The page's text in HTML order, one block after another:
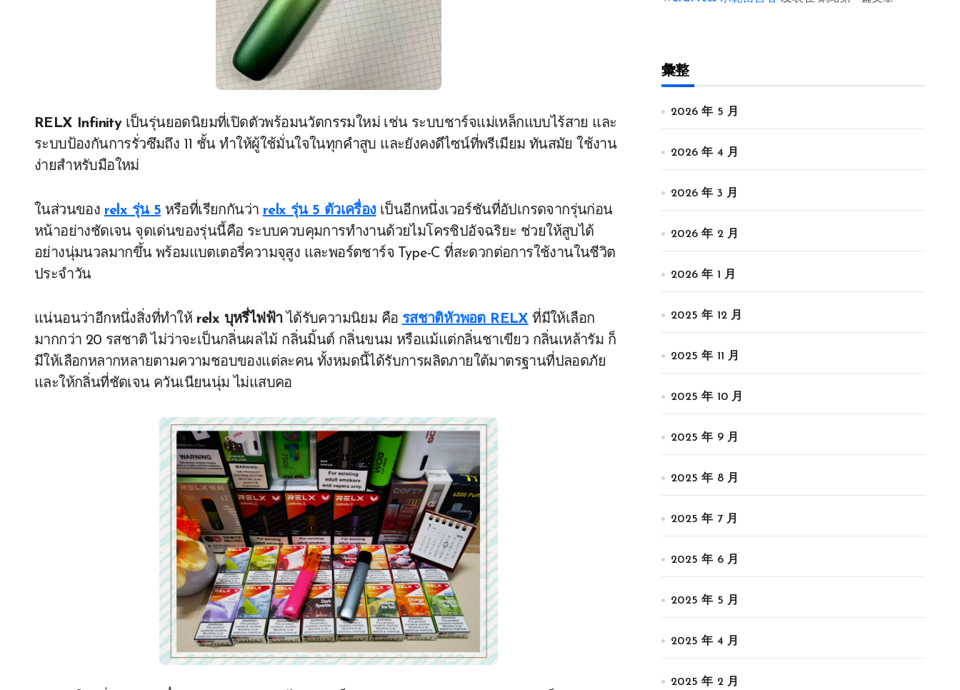
RELX Infinityเป็นรุ่นยอดนิยมที่เปิดตัวพร้อมนวัตกรรมใหม่ เช่น ระบบชาร์จแม่เหล็กแบบไร้สาย และ
ระบบป้องกันการรั่วซึมถึง 11 ชั้น ทำให้ผู้ใช้มั่นใจในทุกคำสูบ และยังคงดีไซน์ที่พรีเมียม ทันสมัย ใช้งาน
ง่ายสำหรับมือใหม่
ในส่วนของ relx รุ่น 5 หรือที่เรียกกันว่า relx รุ่น 5 ตัวเครื่องเป็นอีกหนึ่งเวอร์ชันที่อัปเกรดจากรุ่นก่อน
หน้าอย่างชัดเจน จุดเด่นของรุ่นนี้คือ ระบบควบคุมการทำงานด้วยไมโครชิปอัจฉริยะ ช่วยให้สูบได้
อย่างนุ่มนวลมากขึ้น พร้อมแบตเตอรี่ความจุสูง และพอร์ตชาร์จ Type-C ที่สะดวกต่อการใช้งานในชีวิต
ประจำวัน
แน่นอนว่าอีกหนึ่งสิ่งที่ทำให้ relx บุหรี่ไฟฟ้าได้รับความนิยม คือ รสชาติหัวพอต RELX ที่มีให้เลือก
มากกว่า 20 รสชาติ ไม่ว่าจะเป็นกลิ่นผลไม้ กลิ่นมิ้นต์ กลิ่นขนม หรือแม้แต่กลิ่นชาเขียว กลิ่นเหล้ารัม ก็
มีให้เลือกหลากหลายตามความชอบของแต่ละคน ทั้งหมดนี้ได้รับการผลิตภายใต้มาตรฐานที่ปลอดภัย
และให้กลิ่นที่ชัดเจน ควันเนียนนุ่ม ไม่แสบคอ
彙整
2026 年 5 月
2026 年 4 月
2026 年 3 月
2026 年 2 月
2026 年 1 月
2025 年 12 月
2025 年 11 月
2025 年 10 月
2025 年 9 月
2025 年 8 月
2025 年 7 月
2025 年 6 月
2025 年 5 月
2025 年 4 月
2025 年 2 月